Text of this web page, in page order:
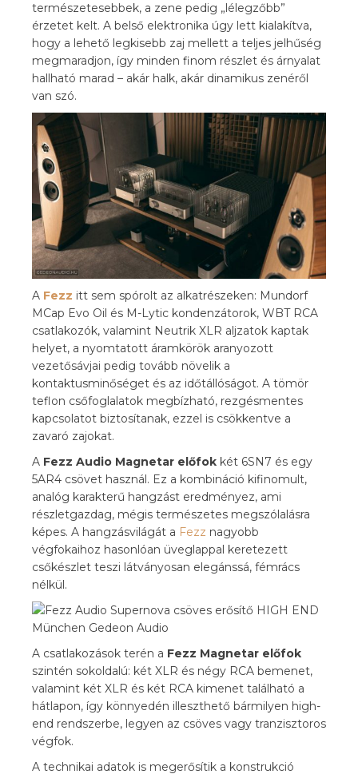
természetesebbek, a zene pedig „lélegzőbb”
érzetet kelt. A belső elektronika úgy lett kialakítva,
hogy a lehető legkisebb zaj mellett a teljes jelhűség
megmaradjon, így minden finom részlet és árnyalat
hallható marad – akár halk, akár dinamikus zenéről
van szó.
A Fezz itt sem spórolt az alkatrészeken: Mundorf
MCap Evo Oil és M-Lytic kondenzátorok, WBT RCA
csatlakozók, valamint Neutrik XLR aljzatok kaptak
helyet, a nyomtatott áramkörök aranyozott
vezetősávjai pedig tovább növelik a
kontaktusminőséget és az időtállóságot. A tömör
teflon csőfoglalatok megbízható, rezgésmentes
kapcsolatot biztosítanak, ezzel is csökkentve a
zavaró zajokat.
A Fezz Audio Magnetar előfok két 6SN7 és egy
5AR4 csövet használ. Ez a kombináció kifinomult,
analóg karakterű hangzást eredményez, ami
részletgazdag, mégis természetes megszólalásra
képes. A hangzásvilágát a Fezz nagyobb
végfokaihoz hasonlóan üveglappal keretezett
csőkészlet teszi látványosan elegánssá, fémrács
nélkül.
A csatlakozások terén a Fezz Magnetar előfok
szintén sokoldalú: két XLR és négy RCA bemenet,
valamint két XLR és két RCA kimenet található a
hátlapon, így könnyedén illeszthető bármilyen high-
end rendszerbe, legyen az csöves vagy tranzisztoros
végfok.
A technikai adatok is megerősítik a konstrukció